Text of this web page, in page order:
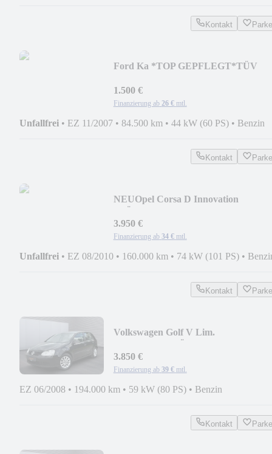
Kontakt
Ford Ka *TOP GEPFLEGT*TÜV
1.500 €
Finanzierung ab 26 € mtl.
Unfallfrei • EZ 11/2007 • 84.500 km • 44 kW (60 PS) • Benzin
Kontakt
NEUOpel Corsa D Innovation
NEU*LHZ*SHZ*TMP*
3.950 €
Finanzierung ab 34 € mtl.
Unfallfrei • EZ 08/2010 • 160.000 km • 74 kW (101 PS) •
Kontakt
Volkswagen Golf V Lim.
NEU*KLIMA*SHZ*
3.850 €
Finanzierung ab 39 € mtl.
EZ 06/2008 • 194.000 km • 59 kW (80 PS) • Benzin
Kontakt